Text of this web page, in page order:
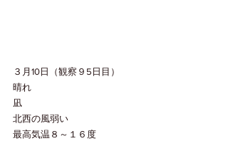
３月10日（観察９5日目）
晴れ
凪
北西の風弱い
最高気温８～１６度